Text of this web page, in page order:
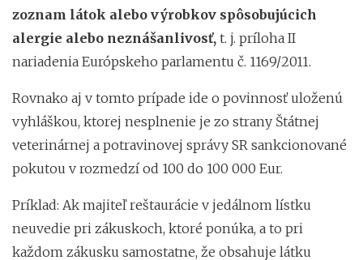
zoznam látok alebo výrobkov spôsobujúcich
alergie alebo neznášanlivosť, t. j. príloha II
nariadenia Európskeho parlamentu č. 1169/2011.
Rovnako aj v tomto prípade ide o povinnosť uloženú
vyhláškou, ktorej nesplnenie je zo strany Štátnej
veterinárnej a potravinovej správy SR sankcionované
pokutou v rozmedzí od 100 do 100 000 Eur.
Príklad: Ak majiteľ reštaurácie v jedálnom lístku
neuvedie pri zákuskoch, ktoré ponúka, a to pri
každom zákusku samostatne, že obsahuje látku